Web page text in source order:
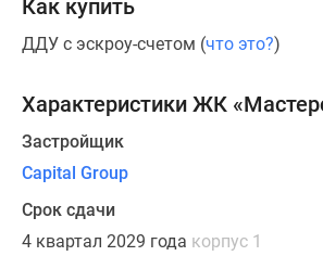
в
вечерние
Всего
в
премиальном
будет
расположено
Как купить
ДДУ с эскроу-счетом (что это?)
Характеристики ЖК
Застройщик
Capital Group
Срок сдачи
4 квартал 2029 года корпус 1